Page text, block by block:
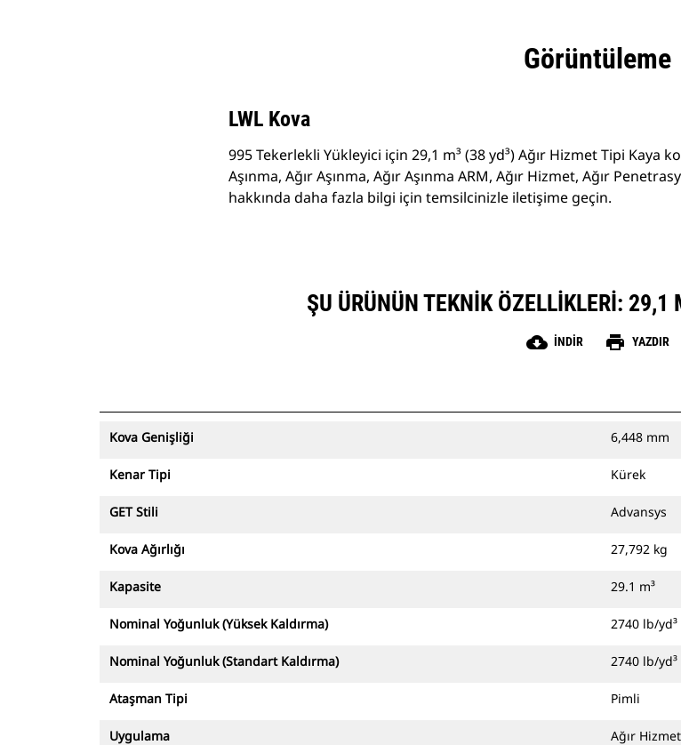
Görüntüleme
LWL Kova
995 Tekerlekli Yükleyici için 29,1 m³ (38 yd³) Ağır Hizmet Tipi Kaya
Aşınma, Ağır Aşınma, Ağır Aşınma ARM, Ağır Hizmet, Ağır
hakkında daha fazla bilgi için temsilcinizle iletişime geçin.
ŞU ÜRÜNÜN TEKNIK ÖZELLIKLERI:
cloud_download İNDIR print YAZDIR
Kova Genişliği 6,448 mm
Kenar Tipi Kürek
GET Stili Advansys
Kova Ağırlığı 27,792 kg
Kapasite 29.1 m³
Nominal Yoğunluk (Yüksek Kaldırma) 2740 lb/yd³
Nominal Yoğunluk (Standart Kaldırma) 2740 lb/yd³
Ataşman Tipi Pimli
Uygulama Ağır